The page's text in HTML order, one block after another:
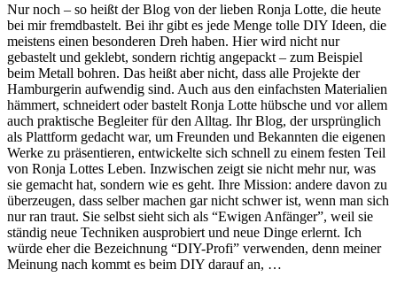
Nur noch – so heißt der Blog von der lieben Ronja Lotte, die heute
bei mir fremdbastelt. Bei ihr gibt es jede Menge tolle DIY Ideen, die
meistens einen besonderen Dreh haben. Hier wird nicht nur
gebastelt und geklebt, sondern richtig angepackt – zum Beispiel
beim Metall bohren. Das heißt aber nicht, dass alle Projekte der
Hamburgerin aufwendig sind. Auch aus den einfachsten Materialien
hämmert, schneidert oder bastelt Ronja Lotte hübsche und vor allem
auch praktische Begleiter für den Alltag. Ihr Blog, der ursprünglich
als Plattform gedacht war, um Freunden und Bekannten die eigenen
Werke zu präsentieren, entwickelte sich schnell zu einem festen Teil
von Ronja Lottes Leben. Inzwischen zeigt sie nicht mehr nur, was
sie gemacht hat, sondern wie es geht. Ihre Mission: andere davon zu
überzeugen, dass selber machen gar nicht schwer ist, wenn man sich
nur ran traut. Sie selbst sieht sich als “Ewigen Anfänger”, weil sie
ständig neue Techniken ausprobiert und neue Dinge erlernt. Ich
würde eher die Bezeichnung “DIY-Profi” verwenden, denn meiner
Meinung nach kommt es beim DIY darauf an, …